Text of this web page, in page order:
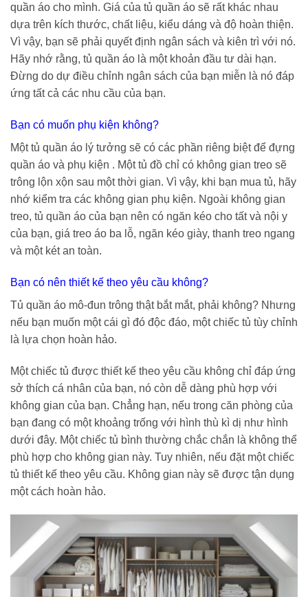
quần áo cho mình. Giá của tủ quần áo sẽ rất khác nhau
dựa trên kích thước, chất liệu, kiểu dáng và độ hoàn thiện.
Vì vậy, bạn sẽ phải quyết định ngân sách và kiên trì với nó.
Hãy nhớ rằng, tủ quần áo là một khoản đầu tư dài hạn.
Đừng do dự điều chỉnh ngân sách của bạn miễn là nó đáp
ứng tất cả các nhu cầu của bạn.
Bạn có muốn phụ kiện không?
Một tủ quần áo lý tưởng sẽ có các phần riêng biệt để đựng
quần áo và phụ kiện . Một tủ đồ chỉ có không gian treo sẽ
trông lộn xộn sau một thời gian. Vì vậy, khi bạn mua tủ, hãy
nhớ kiểm tra các không gian phụ kiện. Ngoài không gian
treo, tủ quần áo của bạn nên có ngăn kéo cho tất và nội y
của bạn, giá treo áo ba lỗ, ngăn kéo giày, thanh treo ngang
và một két an toàn.
Bạn có nên thiết kế theo yêu cầu không?
Tủ quần áo mô-đun trông thật bắt mắt, phải không? Nhưng
nếu bạn muốn một cái gì đó độc đáo, một chiếc tủ tùy chỉnh
là lựa chọn hoàn hảo.
Một chiếc tủ được thiết kế theo yêu cầu không chỉ đáp ứng
sở thích cá nhân của bạn, nó còn dễ dàng phù hợp với
không gian của bạn. Chẳng hạn, nếu trong căn phòng của
bạn đang có một khoảng trống với hình thù kì dị như hình
dưới đây. Một chiếc tủ bình thường chắc chắn là không thể
phù hợp cho không gian này. Tuy nhiên, nếu đặt một chiếc
tủ thiết kế theo yêu cầu. Không gian này sẽ được tận dụng
một cách hoàn hảo.